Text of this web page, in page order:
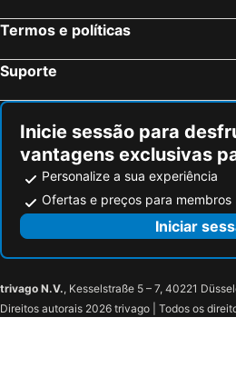
Termos e políticas
Suporte
Inicie sessão para
vantagens exclusivas
Personalize a sua experiência
Ofertas e preços para membros
Iniciar
trivago N.V., Kesselstraße 5 – 7, 40221
Direitos autorais 2026 trivago | Todos os